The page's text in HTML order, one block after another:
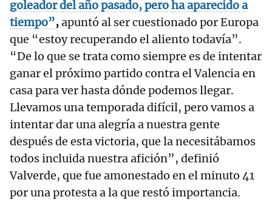
goleador del año pasado, pero ha aparecido a
tiempo”,apuntó al ser cuestionado por Europa
que “estoy recuperando el aliento todavía”.
“De lo que se trata como siempre es de intentar
ganar el próximo partido contra el Valencia en
casa para ver hasta dónde podemos llegar.
Llevamos una temporada difícil, pero vamos a
intentar dar una alegría a nuestra gente
después de esta victoria, que la necesitábamos
todos incluida nuestra afición”, definió
Valverde, que fue amonestado en el minuto 41
por una protesta a la que restó importancia.